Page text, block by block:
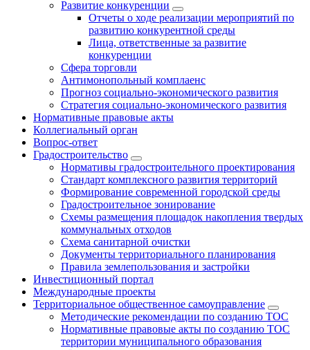
Развитие конкуренции
Отчеты о ходе реализации мероприятий по
развитию конкурентной среды
Лица, ответственные за развитие
конкуренции
Сфера торговли
Антимонопольный комплаенс
Прогноз социально-экономического развития
Стратегия социально-экономического развития
Нормативные правовые акты
Коллегиальный орган
Вопрос-ответ
Градостроительство
Нормативы градостроительного проектирования
Стандарт комплексного развития территорий
Формирование современной городской среды
Градостроительное зонирование
Схемы размещения площадок накопления твердых
коммунальных отходов
Схема санитарной очистки
Документы территориального планирования
Правила землепользования и застройки
Инвестиционный портал
Международные проекты
Территориальное общественное самоуправление
Методические рекомендации по созданию ТОС
Нормативные правовые акты по созданию ТОС
территории муниципального образования